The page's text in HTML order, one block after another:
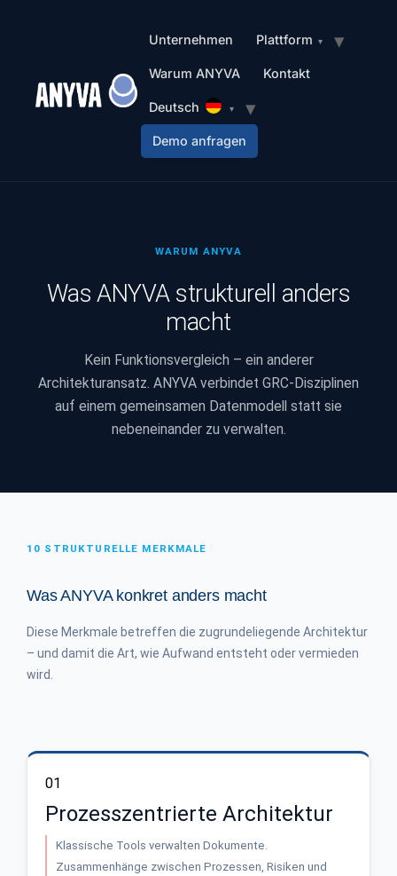
Unternehmen Plattform
Warum ANYVA Kontakt
Deutsch
Demo anfragen
WARUM ANYVA
Was ANYVA strukturell anders
macht
Kein Funktionsvergleich – ein anderer
Architekturansatz. ANYVA verbindet GRC-Disziplinen
auf einem gemeinsamen Datenmodell statt sie
nebeneinander zu verwalten.
10 STRUKTURELLE MERKMALE
Was ANYVA konkret anders macht
Diese Merkmale betreffen die zugrundeliegende Architektur
– und damit die Art, wie Aufwand entsteht oder vermieden
wird.
01
Prozesszentrierte Architektur
Klassische Tools verwalten Dokumente.
Zusammenhänge zwischen Prozessen, Risiken und